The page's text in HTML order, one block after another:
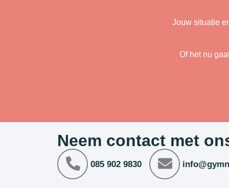
Jouw situatie
Of het nu
Neem contact met
085 902 9830